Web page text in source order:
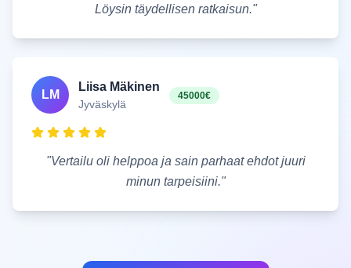
Löysin täydellisen ratkaisun."
LM
Liisa Mäkinen
Jyväskylä
45000€
"Vertailu oli helppoa ja sain parhaat ehdot juuri
minun tarpeisiini."